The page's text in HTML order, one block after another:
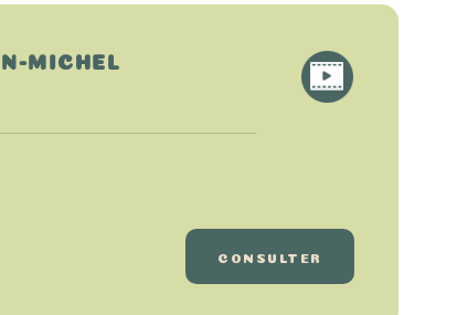
MICHEL
CONSULTER